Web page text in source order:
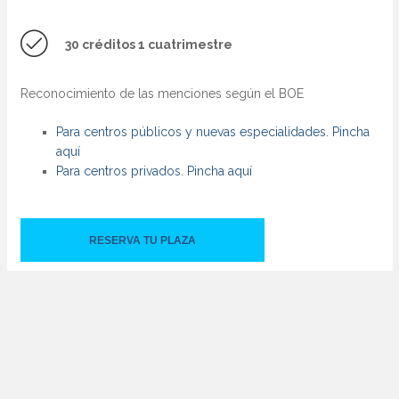
Universitario en Tecnología Digital Aplicada a la Enseñanza
Universitario en Educación Bilingüe (UNAM)
- UCJC)
Universitario en Investigación y Mejora del Proceso de
Aprendizaje de las Matemáticas
Universitario en Psicología Forense (CEIE - UCJC)
30 créditos 1 cuatrimestre
Reconocimiento de las menciones según el BOE
Para centros públicos y nuevas especialidades. Pincha
aquí
Para centros privados. Pincha aquí
RESERVA TU PLAZA